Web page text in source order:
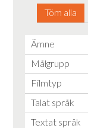
Töm alla
Ämne
Målgrupp
Filmtyp
Talat språk
Textat språk